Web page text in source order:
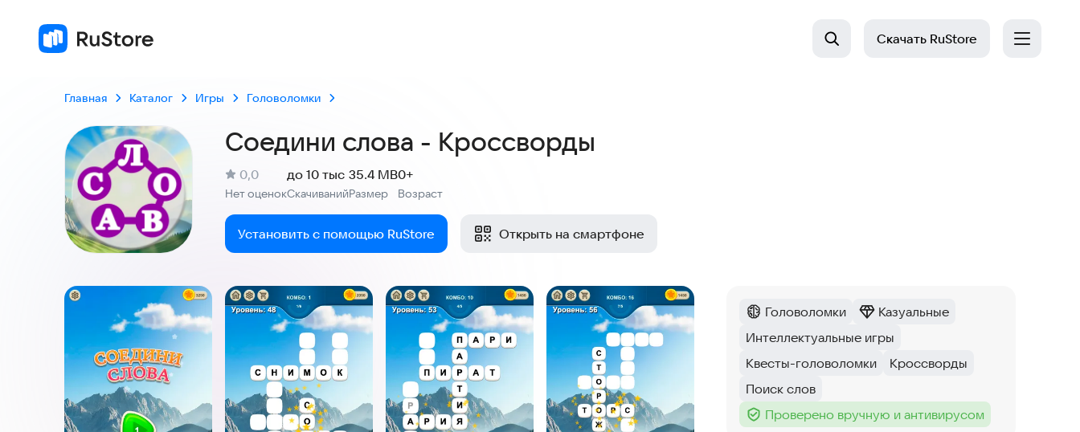
Скачать RuStore
Главная Каталог Игры Головоломки
Соедини слова - Кроссворды
Рейтинг:
0,0
Нет оценокСкачиваний
до 10 тыс
Размер
35.4 MB
Возраст
0+
Установить с помощью RuStore Открыть на смартфоне
Скриншоты
Категория:
Головоломки
Категория:
Казуальные
Тег :
Интеллектуальные игры
Тег:
Квесты-головоломки
Тег:
Кроссворды
Тег:
Поиск слов
Тег :
Проверено вручную и антивирусом